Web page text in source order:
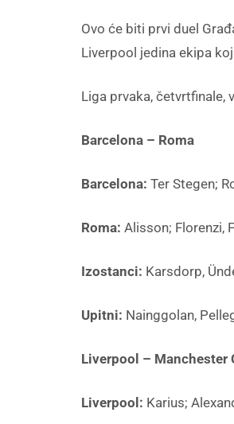
Ovo će biti prvi duel
Liverpool jedina ekipa
Liga prvaka, četvrtfinale,
Barcelona – Roma
Barcelona: Ter Stegen;
Roma: Alisson; Florenzi,
Izostanci: Karsdorp,
Upitni: Nainggolan,
Liverpool – Manchester
Liverpool: Karius;